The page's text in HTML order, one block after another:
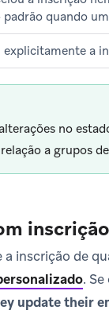
quando
a
no
a grupos
inscrição de
.
update their